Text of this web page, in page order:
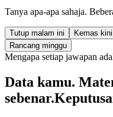
Tanya apa-apa sahaja.
Tutup malam ini Kemas
Rancang minggu
Mengapa setiap jawapan
Data kamu.
sebenar.